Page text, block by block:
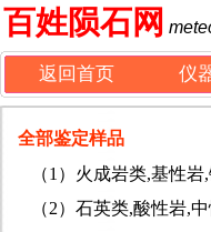
百姓陨石网
返回首页 仪
全部鉴定样品
（1）火成岩类,基性
（2）石英类,酸性岩,